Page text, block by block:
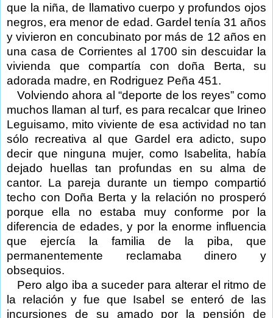
que la niña, de llamativo cuerpo y profundos ojos
negros, era menor de edad. Gardel tenía 31 años
y vivieron en concubinato por más de 12 años en
una casa de Corrientes al 1700 sin descuidar la
vivienda que compartía con doña Berta, su
adorada madre, en Rodriguez Peña 451.
Volviendo ahora al “deporte de los reyes” como
muchos llaman al turf, es para recalcar que Irineo
Leguisamo, mito viviente de esa actividad no tan
sólo recreativa al que Gardel era adicto, supo
decir que ninguna mujer, como Isabelita, había
dejado huellas tan profundas en su alma de
cantor. La pareja durante un tiempo compartió
techo con Doña Berta y la relación no prosperó
porque ella no estaba muy conforme por la
diferencia de edades, y por la enorme influencia
que ejercía la familia de la piba, que
permanentemente reclamaba dinero y
obsequios.
Pero algo iba a suceder para alterar el ritmo de
la relación y fue que Isabel se enteró de las
incursiones de su amado por la pensión de